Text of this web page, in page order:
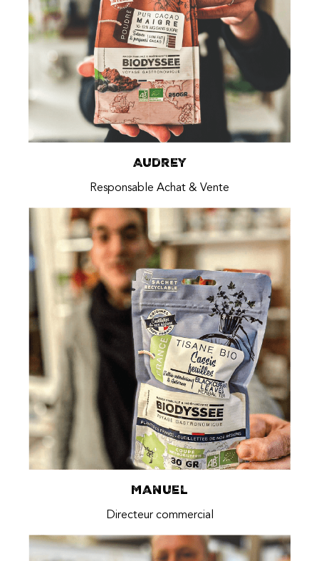
Audrey
Responsable Achat & Vente
Manuel
Directeur commercial